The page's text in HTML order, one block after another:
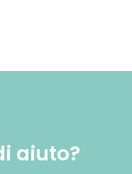
aiuto?